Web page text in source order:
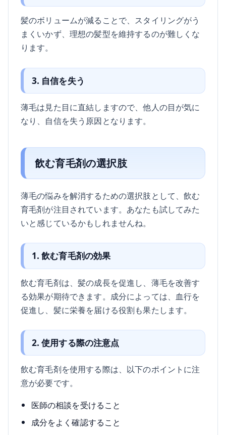
髪のボリュームが減ることで、スタイリングがう
まくいかず、理想の髪型を維持するのが難しくな
ります。
3. 自信を失う
薄毛は見た目に直結しますので、他人の目が気に
なり、自信を失う原因となります。
飲む育毛剤の選択肢
薄毛の悩みを解消するための選択肢として、飲む
育毛剤が注目されています。あなたも試してみた
いと感じているかもしれませんね。
1. 飲む育毛剤の効果
飲む育毛剤は、髪の成長を促進し、薄毛を改善す
る効果が期待できます。成分によっては、血行を
促進し、髪に栄養を届ける役割も果たします。
2. 使用する際の注意点
飲む育毛剤を使用する際は、以下のポイントに注
意が必要です。
医師の相談を受けること
成分をよく確認すること